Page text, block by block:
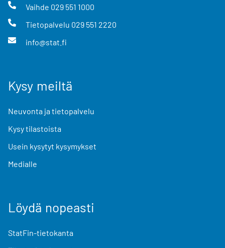
Vaihde 029 551 1000
Tietopalvelu 029 551 2220
info@stat.fi
Kysy meiltä
Neuvonta ja tietopalvelu
Kysy tilastoista
Usein kysytyt kysymykset
Medialle
Löydä nopeasti
StatFin-tietokanta